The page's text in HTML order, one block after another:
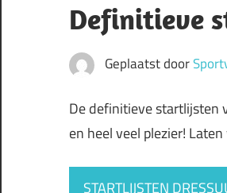
Definitieve
Geplaatst door
De definitieve startlijsten
en heel veel plezier!
STARTLIJSTEN